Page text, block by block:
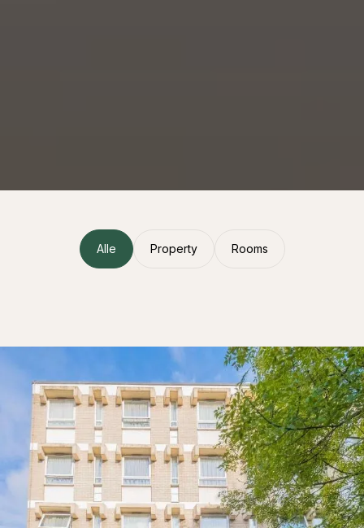
Alle Property Rooms